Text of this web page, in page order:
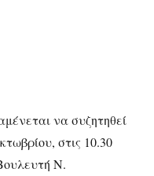
να συζητηθεί
στις 10.30
Ν.